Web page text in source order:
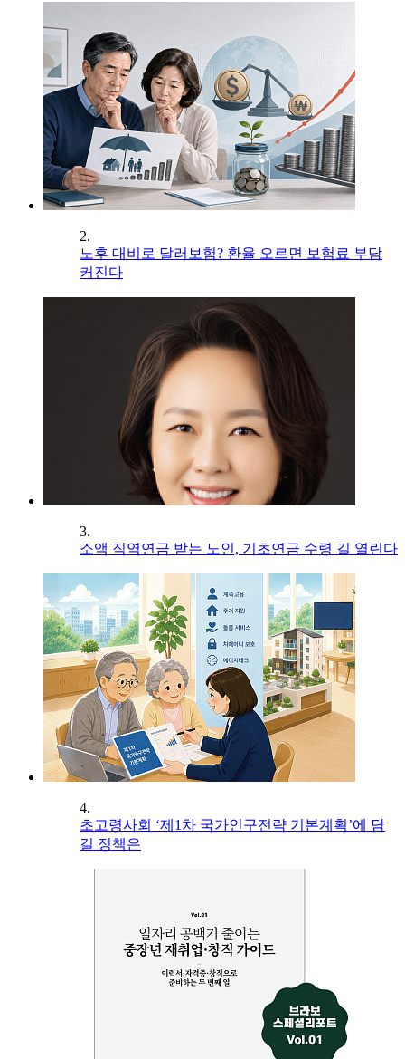
2.
노후 대비로 달러보험? 환율 오르면 보험료 부담
커진다
3.
소액 직역연금 받는 노인, 기초연금 수령 길 열린다
4.
초고령사회 ‘제1차 국가인구전략 기본계획’에 담
길 정책은